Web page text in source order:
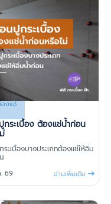
องแช่
กระเบื้อง ต้องแช่น้ำก่อน
ระเบื้องบางประเภทต้องแช่ให้อิ่ม
69 อ่านเพิ่มเติม